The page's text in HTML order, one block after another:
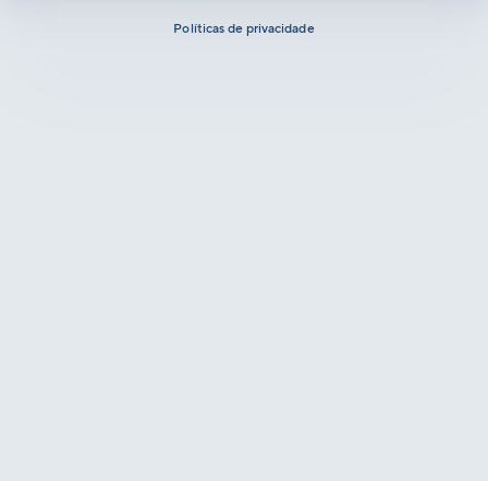
Políticas de privacidade